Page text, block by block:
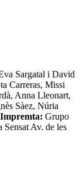
Sargatal i David
Carreras, Missi
Anna Lleonart,
Sàez, Núria
Impremta: Grupo
Sensat Av. de les